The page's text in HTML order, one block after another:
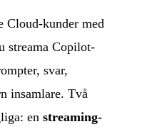
kunder med
streama Copilot-
svar,
insamlare. Två
en streaming-